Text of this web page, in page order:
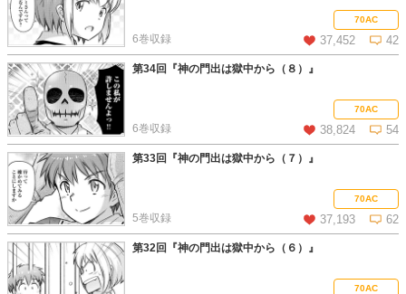
この話を読む コメントを見る70AC
37,452 42
6巻収録
この話を読む コメントを見る
第34回『神の門出は獄中から（８）』
70AC
38,824 54
6巻収録
この話を読む コメントを見る
第33回『神の門出は獄中から（７）』
70AC
37,193 62
5巻収録
この話を読む コメントを見る
第32回『神の門出は獄中から（６）』
70AC